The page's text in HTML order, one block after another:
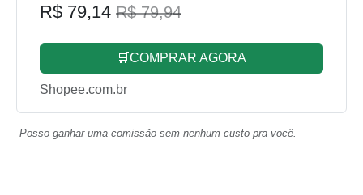
R$ 79,14 R$ 79,94
🛒COMPRAR AGORA
Shopee.com.br
Posso ganhar uma comissão sem nenhum custo pra você.